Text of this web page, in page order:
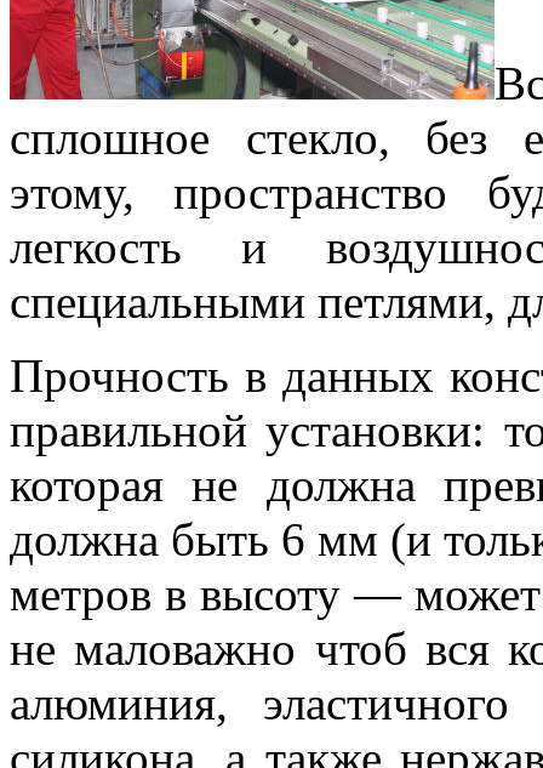
сплошное стекло, без
этому, пространство
легкость и
специальными петлями,
Прочность в данных
правильной установки:
которая не должна
должна быть 6 мм (и
метров в высоту —
не маловажно чтоб вся
алюминия,
силикона, а также